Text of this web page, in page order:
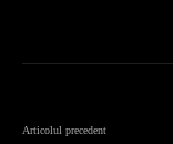
Articolul precedent